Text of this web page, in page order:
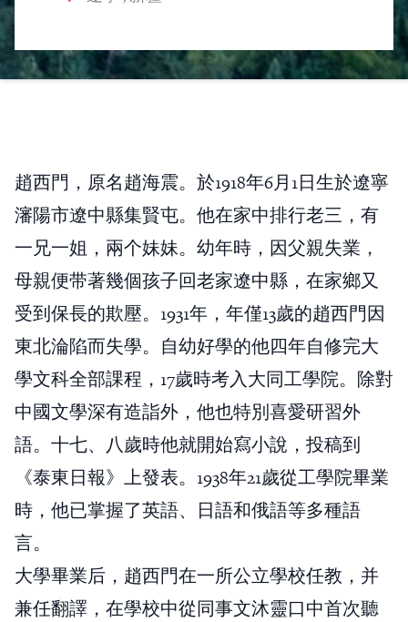
趙西門，原名趙海震。於1918年6月1日生於遼寧
瀋陽市遼中縣集賢屯。他在家中排行老三，有
一兄一姐，兩个妹妹。幼年時，因父親失業，
母親便带著幾個孩子回老家遼中縣，在家鄉又
受到保長的欺壓。1931年，年僅13歲的趙西門因
東北淪陷而失學。自幼好學的他四年自修完大
學文科全部課程，17歲時考入大同工學院。除對
中國文學深有造詣外，他也特別喜愛研習外
語。十七、八歲時他就開始寫小說，投稿到
《泰東日報》上發表。1938年21歲從工學院畢業
時，他已掌握了英語、日語和俄語等多種語
言。
大學畢業后，趙西門在一所公立學校任教，并
兼任翻譯，在學校中從同事文沐靈口中首次聽